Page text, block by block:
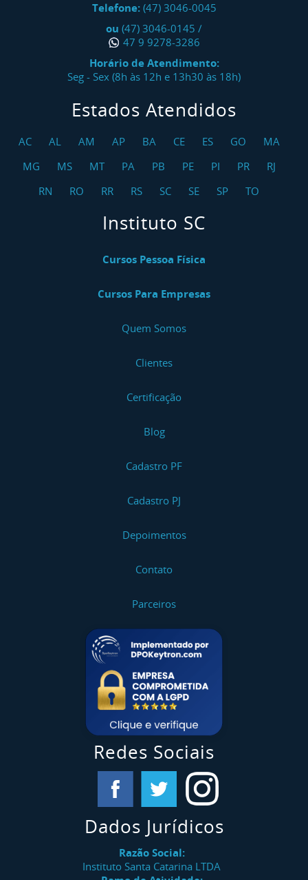
Telefone: (47) 3046-0045
ou (47) 3046-0145 /
47 9 9278-3286
Horário de Atendimento:
Seg - Sex (8h às 12h e 13h30 às 18h)
Estados Atendidos
AC AL AM AP BA CE ES GO
MA
MG
MS MT PA PB PE PI PR
RJ
RN
RO RR RS SC SE SP TO
Instituto SC
Cursos Pessoa Física
Cursos Para Empresas
Quem Somos
Clientes
Certificação
Blog
Cadastro PF
Cadastro PJ
Depoimentos
Contato
Parceiros
Redes Sociais
Dados Jurídicos
Razão Social:
Instituto Santa Catarina LTDA